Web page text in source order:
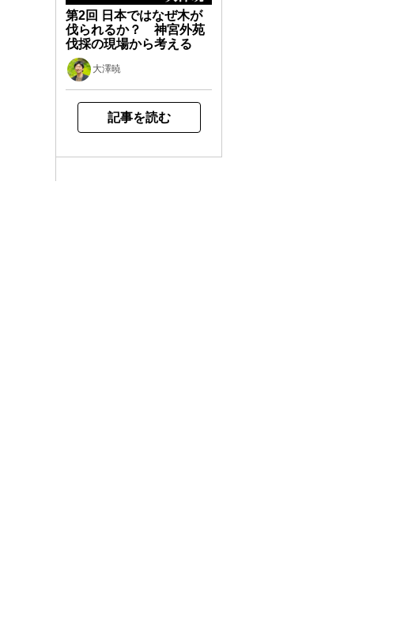
第2回 日本ではなぜ木が
伐られるか？ 神宮外苑
伐採の現場から考える
大澤暁
記事を読む